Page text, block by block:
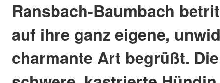
Ransbach-Baumbach
auf ihre ganz eigene,
charmante Art begrüßt.